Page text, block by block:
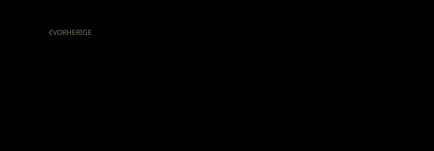
VORHERIGE